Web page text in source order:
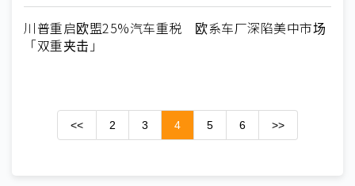
川普重启欧盟25%汽车重税 欧系车厂深陷美中市场
「双重夹击」
<< 2 3 4 5 6 >>